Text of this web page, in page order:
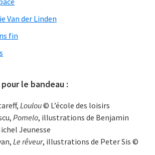
Van der Linden
fin
le bandeau :
Loulou© L’école des loisirs
Pomelo, illustrations de Benjamin
Jeunesse
Le rêveur, illustrations de Peter Sis ©